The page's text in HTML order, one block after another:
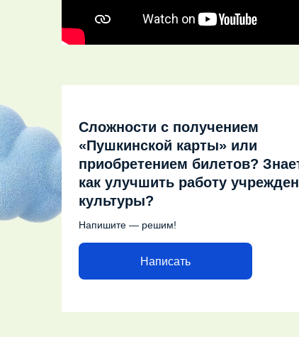
Сложности с получением
«Пушкинской карты» или
приобретением билетов?
как улучшить работу
культуры?
Напишите — решим!
Написать